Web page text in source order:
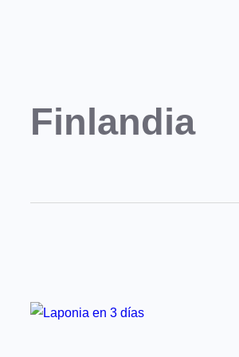
Finlandia